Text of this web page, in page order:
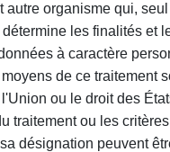
autre organisme qui,
les finalités et
à caractère
de ce traitement
ou le droit des
traitement ou les
désignation peuvent